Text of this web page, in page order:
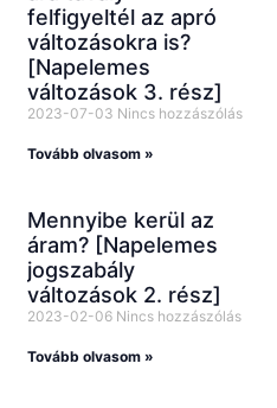
felfigyeltél az apró
változásokra is?
[Napelemes
változások 3. rész]
2023-07-03 Nincs hozzászólás
Tovább olvasom »
Mennyibe kerül az
áram? [Napelemes
jogszabály
változások 2. rész]
2023-02-06 Nincs hozzászólás
Tovább olvasom »